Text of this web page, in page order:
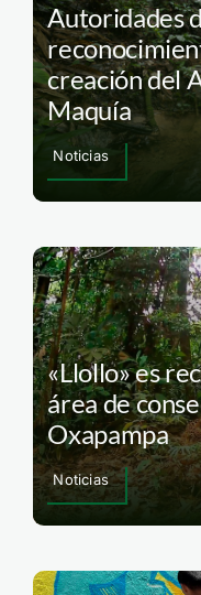
Autoridades
creación del
Maquía
Noticias
«Llollo» es
área de
Oxapampa
Noticias